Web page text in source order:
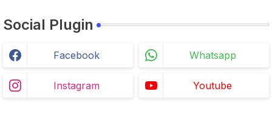
Social Plugin
Facebook Whatsapp
Instagram Youtube